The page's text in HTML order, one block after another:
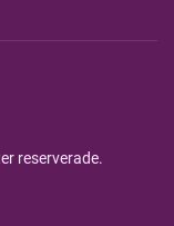
reserverade.